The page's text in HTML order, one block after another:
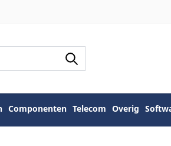
Componenten Telecom Overig